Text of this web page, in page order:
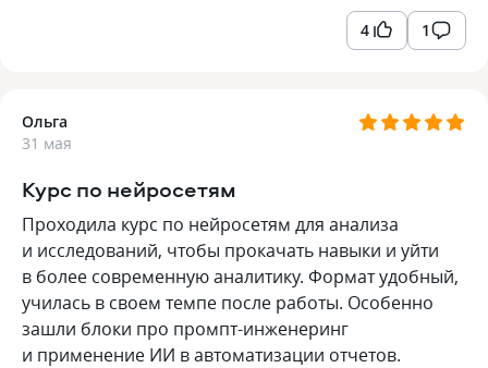
4 1
Ольга
31 мая
Курс по нейросетям
Проходила курс по нейросетям для анализа
и исследований, чтобы прокачать навыки и уйти
в более современную аналитику. Формат удобный,
училась в своем темпе после работы. Особенно
зашли блоки про промпт-инженеринг
и применение ИИ в автоматизации отчетов.